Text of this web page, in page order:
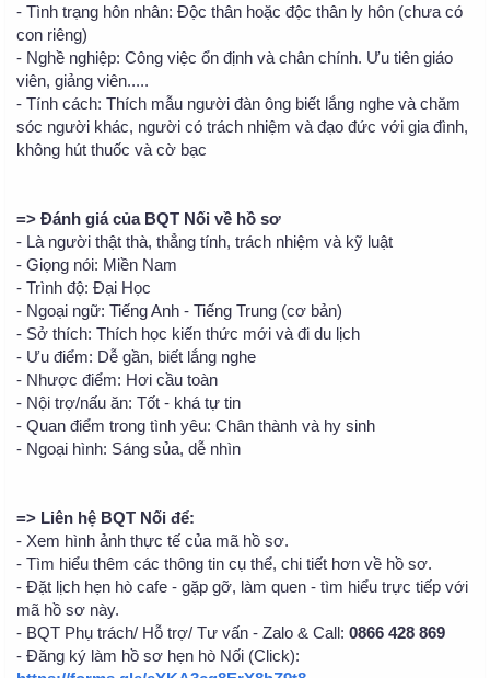
- Tình trạng hôn nhân: Độc thân hoặc độc thân ly hôn (chưa có
con riêng)
- Nghề nghiệp: Công việc ổn định và chân chính. Ưu tiên giáo
viên, giảng viên.....
- Tính cách: Thích mẫu người đàn ông biết lắng nghe và chăm
sóc người khác, người có trách nhiệm và đạo đức với gia đình,
không hút thuốc và cờ bạc
=> Đánh giá của BQT Nối về hồ sơ
- Là người thật thà, thẳng tính, trách nhiệm và kỹ luật
- Giọng nói: Miền Nam
- Trình độ: Đại Học
- Ngoại ngữ: Tiếng Anh - Tiếng Trung (cơ bản)
- Sở thích: Thích học kiến thức mới và đi du lịch
- Ưu điểm: Dễ gần, biết lắng nghe
- Nhược điểm: Hơi cầu toàn
- Nội trợ/nấu ăn: Tốt - khá tự tin
- Quan điểm trong tình yêu: Chân thành và hy sinh
- Ngoại hình: Sáng sủa, dễ nhìn
=> Liên hệ BQT Nối để:
- Xem hình ảnh thực tế của mã hồ sơ.
- Tìm hiểu thêm các thông tin cụ thể, chi tiết hơn về hồ sơ.
- Đặt lịch hẹn hò cafe - gặp gỡ, làm quen - tìm hiểu trực tiếp với
mã hồ sơ này.
- BQT Phụ trách/ Hỗ trợ/ Tư vấn - Zalo & Call: 0866 428 869
- Đăng ký làm hồ sơ hẹn hò Nối (Click):